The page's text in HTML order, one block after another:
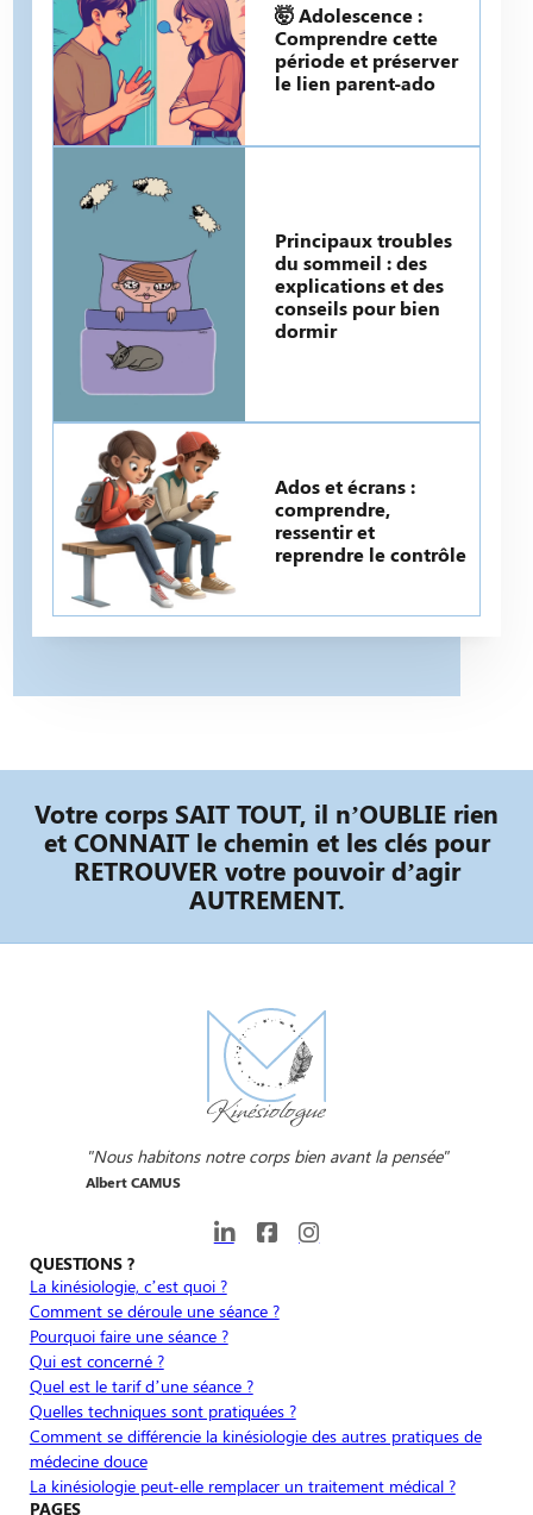
🤯 Adolescence :
Comprendre cette
période et préserver
le lien parent-ado
Principaux troubles
du sommeil : des
explications et des
conseils pour bien
dormir
Ados et écrans :
comprendre,
ressentir et
reprendre le contrôle
Votre corps SAIT TOUT, il n’OUBLIE rien
et CONNAIT le chemin et les clés pour
RETROUVER votre pouvoir d’agir
AUTREMENT.
"Nous habitons notre corps bien avant la pensée"
Albert CAMUS
QUESTIONS ?
La kinésiologie, c’est quoi ?
Comment se déroule une séance ?
Pourquoi faire une séance ?
Qui est concerné ?
Quel est le tarif d’une séance ?
Quelles techniques sont pratiquées ?
Comment se différencie la kinésiologie des autres pratiques de
médecine douce
La kinésiologie peut-elle remplacer un traitement médical ?
PAGES